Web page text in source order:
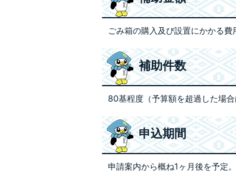
ごみ箱の購入及び設置にかかる費
補助件数
80基程度（予算額を超過した場合
申込期間
申請案内から概ね1ヶ月後を予定